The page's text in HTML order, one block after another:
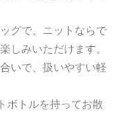
グで、ニットならで
しみいただけます。
いで、扱いやすい軽
ボトルを持ってお散